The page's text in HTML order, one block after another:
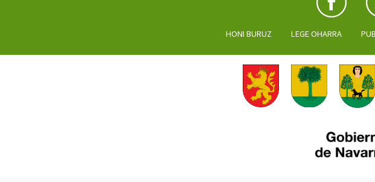
HONI BURUZ LEGE OHARRA